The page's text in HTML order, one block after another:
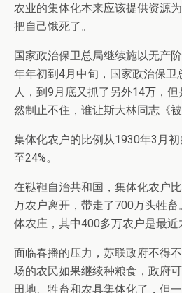
农业的集体化本来应该提供资源
把自己饿死了。
国家政治保卫总局继续施以无产
年年初到4月中旬，国家政治保卫
人，到9月底又抓了另外14万，
然制止不住，谁让斯大林同志《
集体化农户的比例从1930年3月
至24%。
在鞑靼自治共和国，集体化农户
万农户离开，带走了700万头牲
体农庄，其中400多万农户是最近
面临春播的压力，苏联政府不得
场的农民如果继续种粮食，政府
田地、牲畜和农具集体化了，但